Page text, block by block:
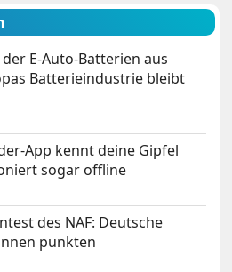
E-Auto-Batterien aus
Batterieindustrie bleibt
App kennt deine Gipfel
sogar offline
des NAF: Deutsche
punkten